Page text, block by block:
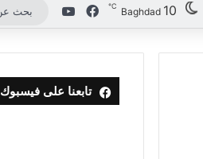
Baghdad 10
℃ فيسبوك‫YouTube
تابعنا على فيسبوك